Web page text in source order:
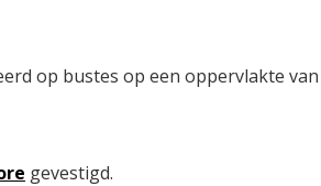
op bustes op een oppervlakte
gevestigd.